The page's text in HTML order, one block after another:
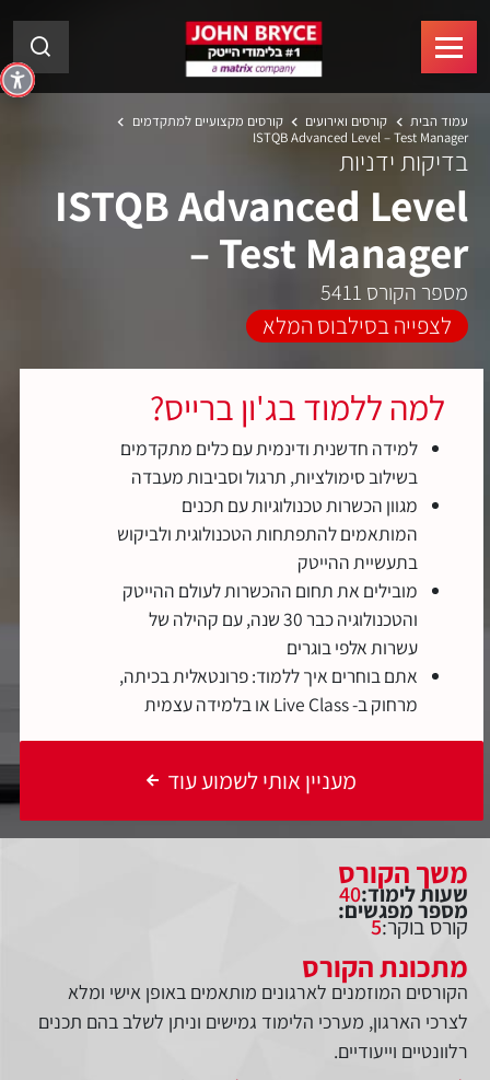
עמוד הבית קורסים ואירועים
קורסים מקצועיים למתקדמים
ISTQB Advanced Level – Test Manager
בדיקות ידניות
ISTQB Advanced Level
– Test Manager
מספר הקורס 5411
לצפייה בסילבוס המלא
למה ללמוד בג'ון ברייס?
למידה חדשנית ודינמית עם כלים מתקדמים
בשילוב סימולציות, תרגול וסביבות מעבדה
מגוון הכשרות טכנולוגיות עם תכנים
המותאמים להתפתחות הטכנולוגית ולביקוש
בתעשיית ההייטק
מובילים את תחום ההכשרות לעולם ההייטק
והטכנולוגיה כבר 30 שנה, עם קהילה של
עשרות אלפי בוגרים
אתם בוחרים איך ללמוד: פרונטאלית בכיתה,
מרחוק ב- Live Class או בלמידה עצמית
מעניין אותי לשמוע עוד
משך הקורס
שעות לימוד:40
מספר מפגשים:
קורס בוקר:5
מתכונת הקורס
הקורסים המוזמנים לארגונים מותאמים באופן אישי ומלא
לצרכי הארגון, מערכי הלימוד גמישים וניתן לשלב בהם תכנים
רלוונטיים וייעודיים.